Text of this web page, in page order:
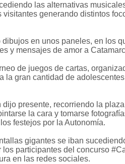
las alternativas
generando distintos
en unos paneles, en los
y mensajes de amor a
de juegos de cartas,
la gran cantidad de
dijo presente, recorriendo la
la cara y tomarse
festejos por la Autonomía.
gigantes se iban
participantes del concurso
en las redes sociales.